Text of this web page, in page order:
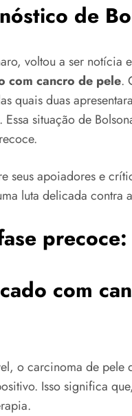
de
voltou a ser notícia
com cancro de pele.
quais duas
situação de
seus apoiadores e
luta delicada contra
com
o carcinoma de pele
Isso significa